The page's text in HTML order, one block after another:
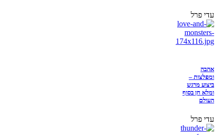
עדי פרל
אהבה
ומפלצות –
ביצוע מרגש
ומלא חן בסוף
העולם
עדי פרל